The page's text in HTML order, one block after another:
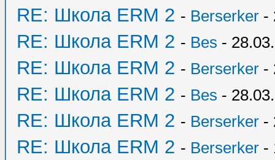
RE: Школа ERM 2 - Berserker -
RE: Школа ERM 2 - Bes -
RE: Школа ERM 2 - Berserker -
RE: Школа ERM 2 - Bes -
RE: Школа ERM 2 - Berserker -
RE: Школа ERM 2 - Berserker -